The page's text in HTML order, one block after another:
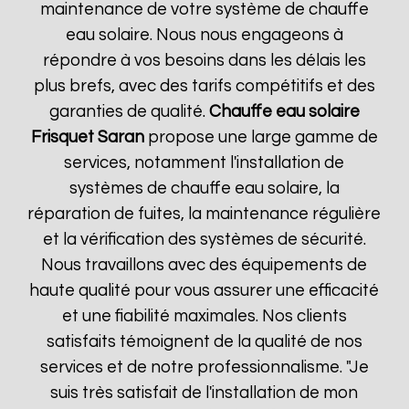
maintenance de votre système de chauffe
eau solaire. Nous nous engageons à
répondre à vos besoins dans les délais les
plus brefs, avec des tarifs compétitifs et des
garanties de qualité. Chauffe eau solaire
Frisquet Saranpropose une large gamme de
services, notamment l'installation de
systèmes de chauffe eau solaire, la
réparation de fuites, la maintenance régulière
et la vérification des systèmes de sécurité.
Nous travaillons avec des équipements de
haute qualité pour vous assurer une efficacité
et une fiabilité maximales. Nos clients
satisfaits témoignent de la qualité de nos
services et de notre professionnalisme. "Je
suis très satisfait de l'installation de mon